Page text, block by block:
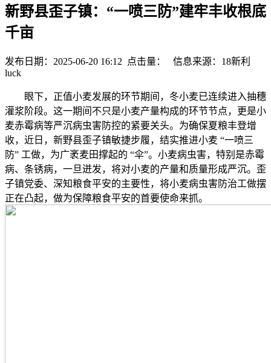
新野县歪子镇：“一喷三防”建牢丰收根底
千亩
发布日期：2025-06-20 16:12 点击量：
信息来源：18新利
luck
眼下，正值小麦发展的环节期间，冬小麦已连续进入抽穗
灌浆阶段。这一期间不只是小麦产量构成的环节节点，更是小
麦赤霉病等严沉病虫害防控的紧要关头。为确保夏粮丰登增
收，近日，新野县歪子镇敏捷步履，结实推进小麦 “一喷三
防” 工做，为广袤麦田撑起的 “伞”。小麦病虫害，特别是赤霉
病、条锈病，一旦迸发，将对小麦的产量和质量形成严沉。歪
子镇党委、深知粮食平安的主要性，将小麦病虫害防治工做摆
正在凸起，做为保障粮食平安的首要使命来抓。